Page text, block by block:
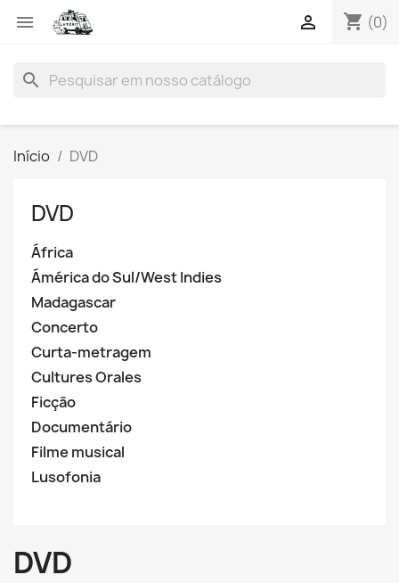
 shopping_cart (0)

search
Início DVD
DVD
África
Ámérica do Sul/West Indies
Madagascar
Concerto
Curta-metragem
Cultures Orales
Ficção
Documentário
Filme musical
Lusofonia
DVD